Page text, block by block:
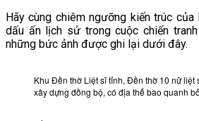
Hãy cùng chiêm ngưỡng kiến trúc của
dấu ấn lịch sử trong cuộc chiến
những bức ảnh được ghi lại dưới đây.
Khu Đền thờ Liệt sĩ tỉnh, Đền thờ 10 nữ
xây dựng đồng bộ, có địa thế bao quanh